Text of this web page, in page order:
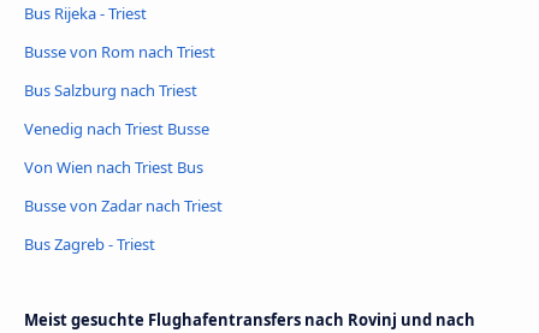
Bus Rijeka - Triest
Busse von Rom nach Triest
Bus Salzburg nach Triest
Venedig nach Triest Busse
Von Wien nach Triest Bus
Busse von Zadar nach Triest
Bus Zagreb - Triest
Meist gesuchte Flughafentransfers nach Rovinj und nach